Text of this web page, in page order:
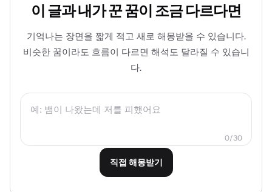
이 글과 내가 꾼 꿈이 조금 다르다면
기억나는 장면을 짧게 적고 새로 해몽받을 수 있습니다.
비슷한 꿈이라도 흐름이 다르면 해석도 달라질 수 있습니
다.
0/30
직접 해몽받기